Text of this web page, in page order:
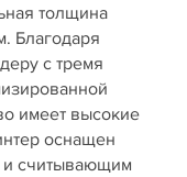
толщина
Благодаря
с тремя
имеет высокие
оснащен
и считывающим